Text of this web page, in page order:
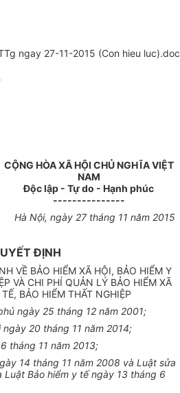
ngay 27-11-2015 (Con hieu luc).doc
CỘNG HÒA XÃ HỘI CHỦ NGHĨA VIỆT
NAM
Độc lập - Tự do - Hạnh phúc
---------------
Hà Nội, ngày 27tháng 11 năm 2015
ĐỊNH
VỀ BẢO HIỂM XÃ HỘI, BẢO HIỂM Y
VÀ CHI PHÍ QUẢN LÝ BẢO HIỂM XÃ
BẢO HIỂM THẤT NGHIỆP
ngày 25 tháng 12 năm 2001;
ngày 20 tháng 11 năm 2014;
tháng 11 năm 2013;
14 tháng 11 năm 2008 và Luật sửa
Luật Bảo hiểm y tế ngày 13 tháng 6